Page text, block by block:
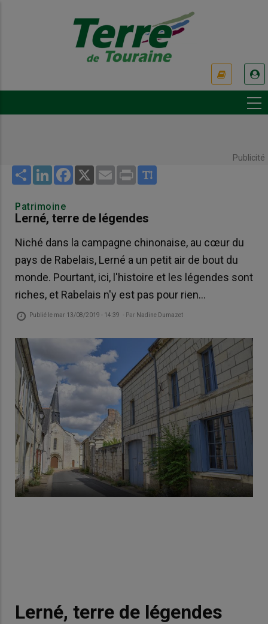
Publicité
Share LinkedInFacebook
X Email Print
Patrimoine
Lerné, terre de légendes
Niché dans la campagne chinonaise, au cœur du
pays de Rabelais, Lerné a un petit air de bout du
monde. Pourtant, ici, l'histoire et les légendes sont
riches, et Rabelais n'y est pas pour rien…
Publié le mar 13/08/2019 - 14:39 - Par Nadine Dumazet
Lerné, terre de légendes